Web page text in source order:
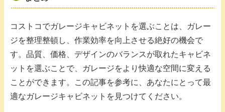
コストコでガレージキャビネットを選ぶことは、ガレー
ジを整理整頓し、作業効率を向上させる絶好の機会で
す。品質、価格、デザインのバランスが取れたキャビネ
ットを選ぶことで、ガレージをより快適な空間に変える
ことができます。この記事を参考に、あなたにとって最
適なガレージキャビネットを見つけてください。